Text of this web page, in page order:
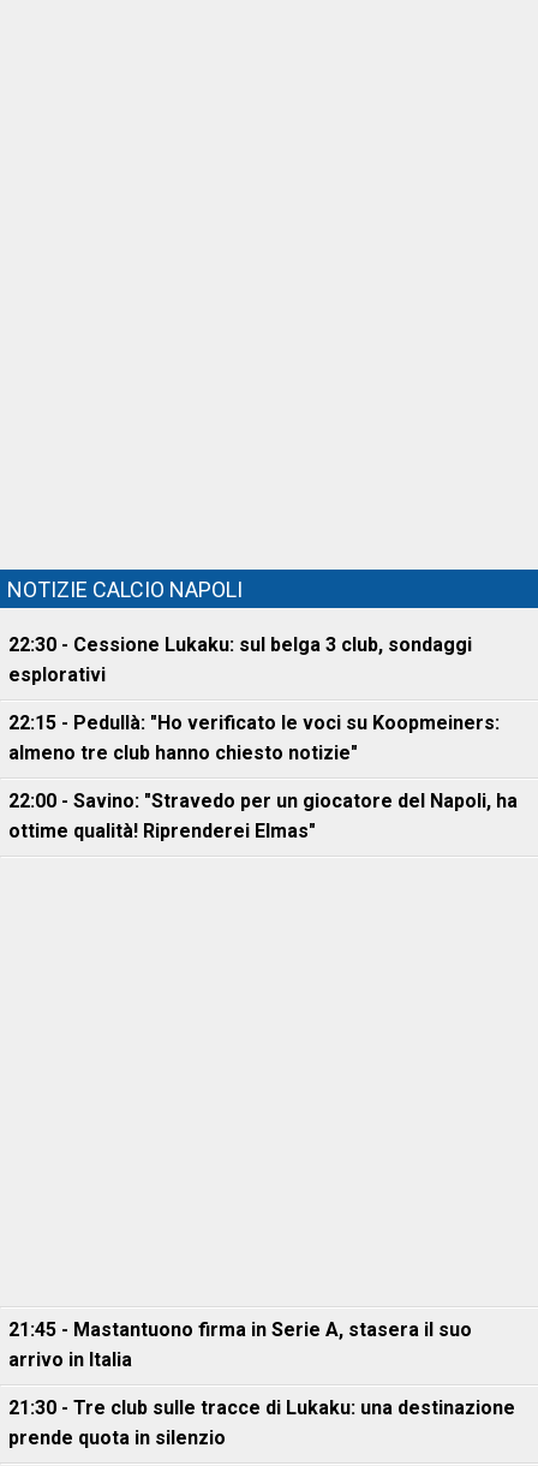
NOTIZIE CALCIO NAPOLI
22:30 - Cessione Lukaku: sul belga 3 club, sondaggi
esplorativi
22:15 - Pedullà: "Ho verificato le voci su Koopmeiners:
almeno tre club hanno chiesto notizie"
22:00 - Savino: "Stravedo per un giocatore del Napoli, ha
ottime qualità! Riprenderei Elmas"
21:45 - Mastantuono firma in Serie A, stasera il suo
arrivo in Italia
21:30 - Tre club sulle tracce di Lukaku: una destinazione
prende quota in silenzio